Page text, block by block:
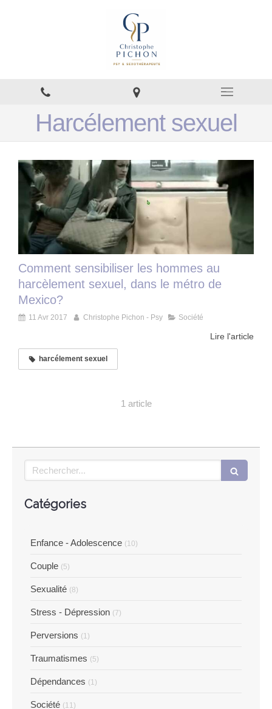
Harcélement sexuel
Comment sensibiliser les hommes au
harcèlement sexuel, dans le métro de
Mexico?
11 Avr 2017 Christophe Pichon - Psy Société
Lire l'article
harcélement sexuel
1 article
Rechercher
Catégories
Enfance - Adolescence (10)
Couple (5)
Sexualité (8)
Stress - Dépression (7)
Perversions (1)
Traumatismes (5)
Dépendances (1)
Société (11)